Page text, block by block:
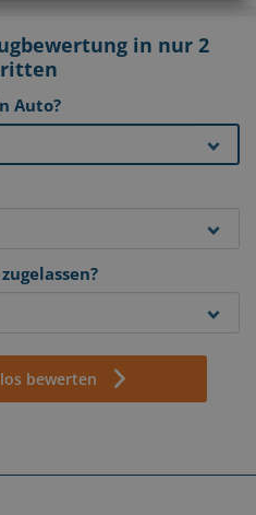
in nur 2
Auto?
bewerten